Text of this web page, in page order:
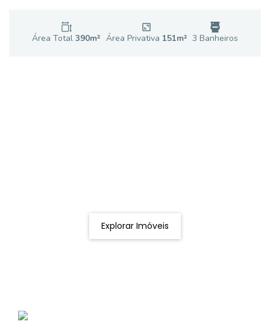
Área Total390m² Área Privativa 151m² 3 Banheiros
Explorar Imóveis